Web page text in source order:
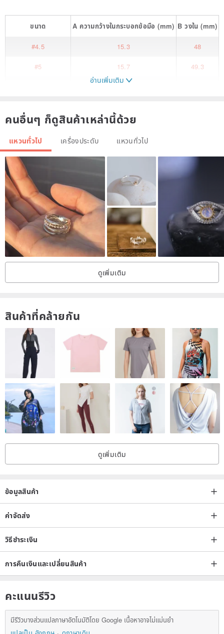
ขนาด A ความกว้างในกระบอกข้อมือ (mm) Bวงใน (mm)
#4.5 15.3 48
#5 15.7 49.3
#6.5 16.9
#7 17.3
55.7
#8 18.1
#8.5 18.5 58.3
19 59.5
#9.5 19.4
【Colour】 Oxidized Silver
【Country of Origin】Hong Kong
อ่านเพิ่มเติม
คนอื่นๆ ก็ดูสินค้าเหล่านี้ด้วย
แหวนทั่วไป เครื่องประดับ แหวนทั่วไป
ดูเพิ่มเติม
สินค้าที่คล้ายกัน
ดูเพิ่มเติม
ข้อมูลสินค้า
ค่าจัดส่ง
วิธีชำระเงิน
การคืนเงินและเปลี่ยนสินค้า
คะแนนรีวิว
มีรีวิวบางส่วนแปลภาษาอัตโนมัติโดย Google เนื้อหาอาจไม่แม่นยำ